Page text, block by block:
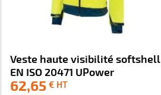
Veste haute visibilité softshell
EN ISO 20471 UPower
62,65 € HT
-100%